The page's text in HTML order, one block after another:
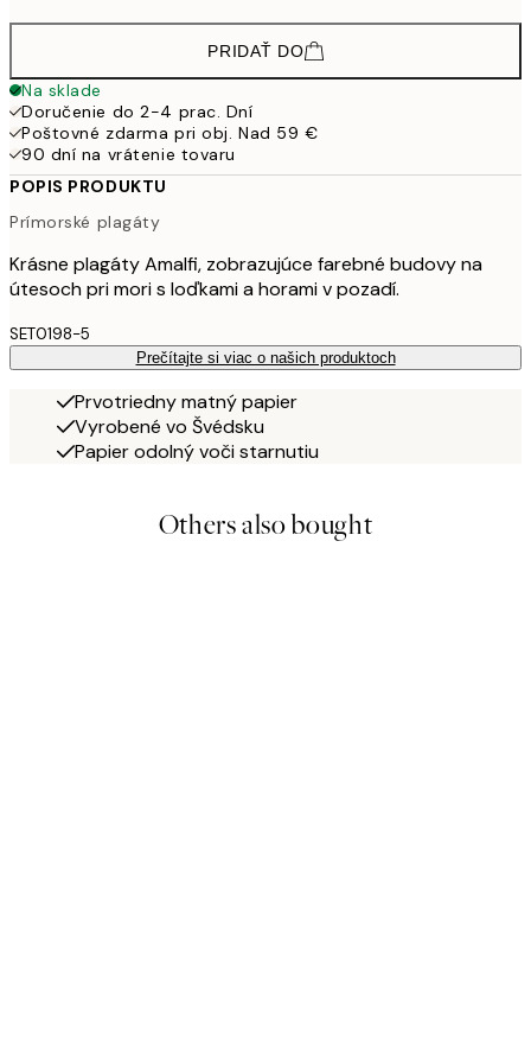
PRIDAŤ DO
Na sklade
Doručenie do 2-4 prac. Dní
Poštovné zdarma pri obj. Nad 59 €
90 dní na vrátenie tovaru
POPIS PRODUKTU
Prímorské plagáty
Krásne plagáty Amalfi, zobrazujúce farebné budovy na
útesoch pri mori s loďkami a horami v pozadí.
SET0198-5
Prečítajte si viac o našich produktoch
Prvotriedny matný papier
Vyrobené vo Švédsku
Papier odolný voči starnutiu
Others also bought